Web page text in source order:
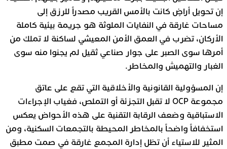
إن تحويل أراضٍ كانت بالأمس القريب مصدراً للرزق إلى
مساحات غارقة في النفايات الملوثة هو جريمة بيئية كاملة
الأركان، تضرب في العمق الأمن المعيشي لساكنة لا تملك من
أمرها سوى الصبر على جوار صناعي ثقيل لم يجنوا منه سوى
الغبار والتهميش والمخاطر.
إن المسؤولية القانونية والأخلاقية التي تقع على عاتق
مجموعة OCP لا تقبل التجزئة أو التملص، فغياب الإجراءات
الاستباقية وضعف الرقابة التقنية على هذه الأحواض يعكس
استخفافاً واضحاً بالمخاطر المحيطة بالتجمعات السكنية، ومن
المثير للاستياء أن تظل إدارة المجمع غارقة في صمت مطبق